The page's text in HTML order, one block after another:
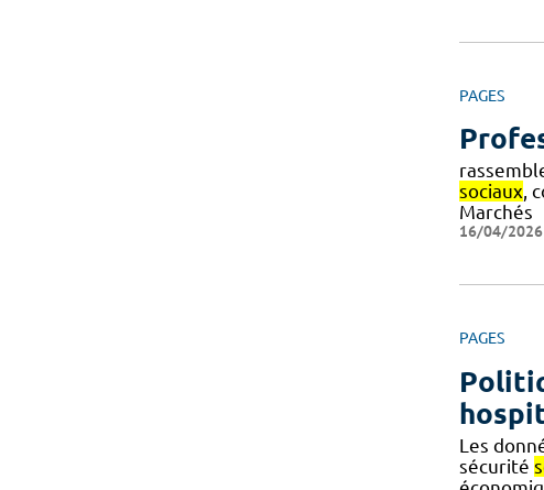
PAGES
sociaux,
Marchés
16/04/
PAGES
Les
sécurité